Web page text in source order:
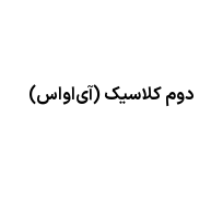
دوم کلاسیک (آی‌او‌اس)